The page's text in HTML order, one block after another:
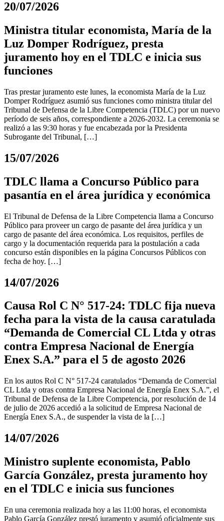
20/07/2026
Ministra titular economista, María de la
Luz Domper Rodríguez, presta
juramento hoy en el TDLC e inicia sus
funciones
Tras prestar juramento este lunes, la economista María de la Luz
Domper Rodríguez asumió sus funciones como ministra titular del
Tribunal de Defensa de la Libre Competencia (TDLC) por un nuevo
período de seis años, correspondiente a 2026-2032. La ceremonia se
realizó a las 9:30 horas y fue encabezada por la Presidenta
Subrogante del Tribunal, […]
15/07/2026
TDLC llama a Concurso Público para
pasantía en el área jurídica y económica
El Tribunal de Defensa de la Libre Competencia llama a Concurso
Público para proveer un cargo de pasante del área jurídica y un
cargo de pasante del área económica. Los requisitos, perfiles de
cargo y la documentación requerida para la postulación a cada
concurso están disponibles en la página Concursos Públicos con
fecha de hoy. […]
14/07/2026
Causa Rol C N° 517-24: TDLC fija nueva
fecha para la vista de la causa caratulada
“Demanda de Comercial CL Ltda y otras
contra Empresa Nacional de Energía
Enex S.A.” para el 5 de agosto 2026
En los autos Rol C N° 517-24 caratulados “Demanda de Comercial
CL Ltda y otras contra Empresa Nacional de Energía Enex S.A.”, el
Tribunal de Defensa de la Libre Competencia, por resolución de 14
de julio de 2026 accedió a la solicitud de Empresa Nacional de
Energía Enex S.A., de suspender la vista de la […]
14/07/2026
Ministro suplente economista, Pablo
García González, presta juramento hoy
en el TDLC e inicia sus funciones
En una ceremonia realizada hoy a las 11:00 horas, el economista
Pablo García González prestó juramento y asumió oficialmente sus